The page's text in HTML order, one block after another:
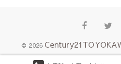
Facebook
© 2026